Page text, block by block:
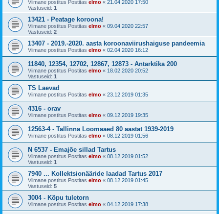
Viimane postitus Postitas elmo « 21.04.2020 17:50
Vastuseid: 1
13421 - Peatage koroona!
Viimane postitus Postitas elmo « 09.04.2020 22:57
Vastuseid: 2
13407 - 2019.-2020. aasta koroonaviirushaiguse pandeemia
Viimane postitus Postitas elmo « 02.04.2020 16:12
11840, 12354, 12702, 12867, 12873 - Antarktika 200
Viimane postitus Postitas elmo « 18.02.2020 20:52
Vastuseid: 1
TS Laevad
Viimane postitus Postitas elmo « 23.12.2019 01:35
4316 - orav
Viimane postitus Postitas elmo « 09.12.2019 19:35
12563-4 - Tallinna Loomaaed 80 aastat 1939-2019
Viimane postitus Postitas elmo « 08.12.2019 01:56
N 6537 - Emajõe sillad Tartus
Viimane postitus Postitas elmo « 08.12.2019 01:52
Vastuseid: 1
7940 ... Kollektsionääride laadad Tartus 2017
Viimane postitus Postitas elmo « 08.12.2019 01:45
Vastuseid: 5
3004 - Kõpu tuletorn
Viimane postitus Postitas elmo « 04.12.2019 17:38